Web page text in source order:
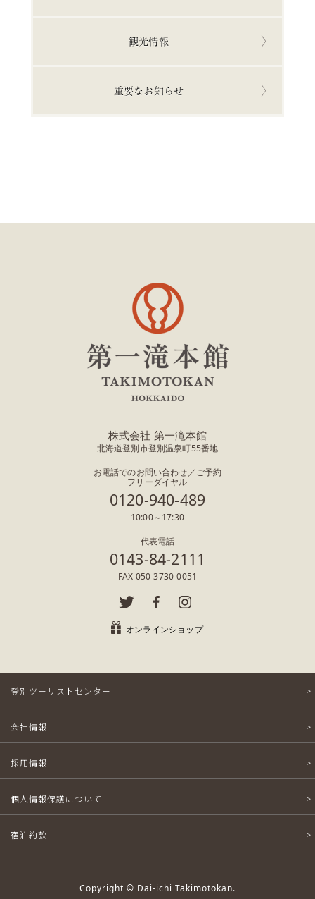
観光情報
重要なお知らせ
株式会社 第一滝本館
北海道登別市登別温泉町55番地
お電話でのお問い合わせ／ご予約
フリーダイヤル
0120-940-489
10:00～17:30
代表電話
0143-84-2111
FAX 050-3730-0051
オンラインショップ
登別ツーリストセンター
会社情報
採用情報
個人情報保護について
宿泊約款
Copyright © Dai-ichi Takimotokan.